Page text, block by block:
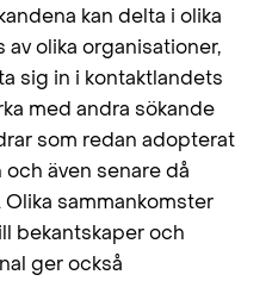
kan delta i olika
olika organisationer,
sig in i kontaktlandets
med andra sökande
som redan adopterat
även senare då
sammankomster
bekantskaper och
ger också